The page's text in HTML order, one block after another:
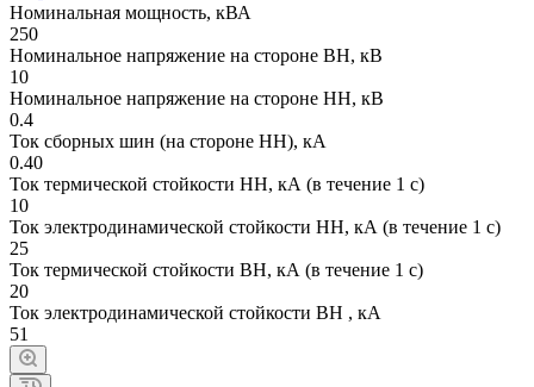
Номинальная мощность, кВА
250
Номинальное напряжение на стороне ВН, кВ
10
Номинальное напряжение на стороне НН, кВ
0.4
Ток сборных шин (на стороне НН), кА
0.40
Ток термической стойкости НН, кА (в течение 1 с)
10
Ток электродинамической стойкости НН, кА (в течение 1 с)
25
Ток термической стойкости ВН, кА (в течение 1 с)
20
Ток электродинамической стойкости ВН , кА
51